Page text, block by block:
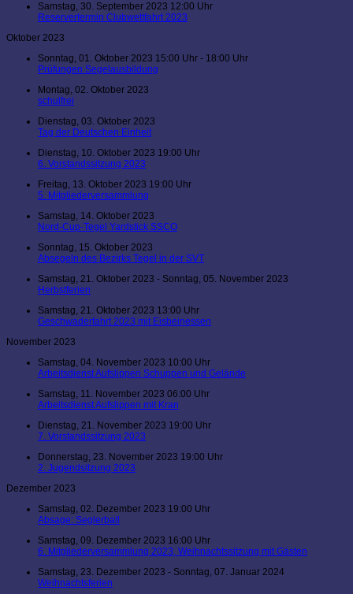
Samstag, 30. September 2023 12:00 Uhr
Reservertermin Clubwettfahrt 2023
Oktober 2023
Sonntag, 01. Oktober 2023 15:00 Uhr - 18:00 Uhr
Prüfungen Segelausbildung
Montag, 02. Oktober 2023
schulfrei
Dienstag, 03. Oktober 2023
Tag der Deutschen Einheit
Dienstag, 10. Oktober 2023 19:00 Uhr
6. Vorstandssitzung 2023
Freitag, 13. Oktober 2023 19:00 Uhr
5. Mitgliederversammlung
Samstag, 14. Oktober 2023
Nord-Cup-Tegel Yardstick SSCO
Sonntag, 15. Oktober 2023
Absegeln des Bezirks Tegel in der SVT
Samstag, 21. Oktober 2023 - Sonntag, 05. November 2023
Herbstferien
Samstag, 21. Oktober 2023 13:00 Uhr
Geschwaderfahrt 2023 mit Eisbeinessen
November 2023
Samstag, 04. November 2023 10:00 Uhr
Arbeitsdienst Aufslippen Schuppen und Gelände
Samstag, 11. November 2023 06:00 Uhr
Arbeitsdienst Aufslippen mit Kran
Dienstag, 21. November 2023 19:00 Uhr
7. Vorstandssitzung 2023
Donnerstag, 23. November 2023 19:00 Uhr
2. Jugendsitzung 2023
Dezember 2023
Samstag, 02. Dezember 2023 19:00 Uhr
Absage: Seglerball
Samstag, 09. Dezember 2023 16:00 Uhr
6. Mitgliederversammlung 2023, Weihnachtssitzung mit Gästen
Samstag, 23. Dezember 2023 - Sonntag, 07. Januar 2024
Weihnachtsferien